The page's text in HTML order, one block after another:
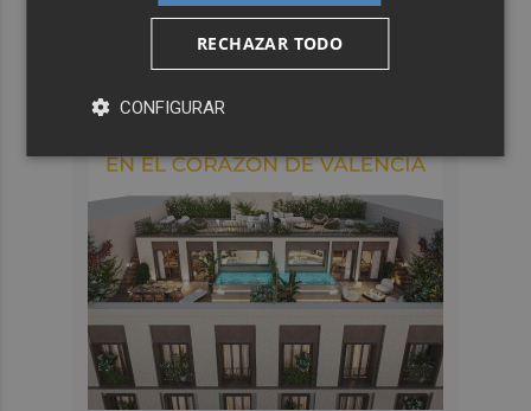
RECHAZAR TODO
CONFIGURAR